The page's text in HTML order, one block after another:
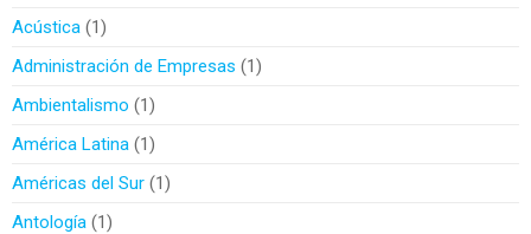
Acústica 1
Administración de Empresas
1
Ambientalismo
1
América Latina 1
Américas del Sur 1
Antología 1